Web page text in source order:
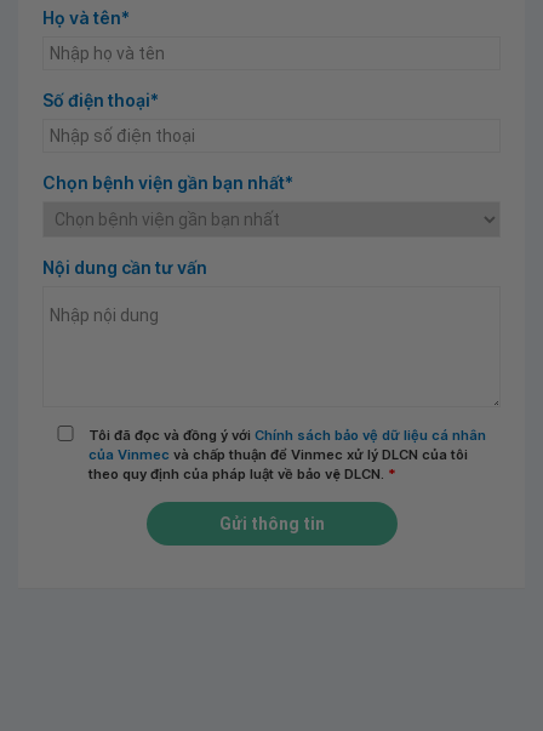
Họ và tên*
Số điện thoại*
Chọn bệnh viện gần bạn nhất*
Nội dung cần tư vấn
Tôi đã đọc và đồng ý với Chính sách bảo vệ dữ liệu cá nhân
của Vinmec và chấp thuận để Vinmec xử lý DLCN của tôi
theo quy định của pháp luật về bảo vệ DLCN. *
Gửi thông tin